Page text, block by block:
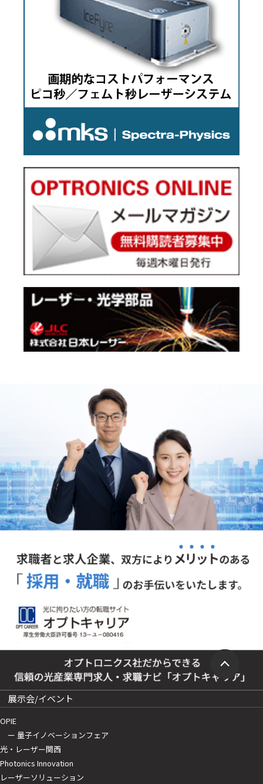
展示会/イベント
OPIE
ー 量子イノベーションフェア
光・レーザー関西
Photonics Innovation
レーザーソリューション